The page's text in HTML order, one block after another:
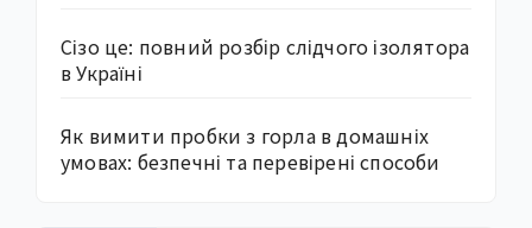
Сізо це: повний розбір слідчого ізолятора
в Україні
Як вимити пробки з горла в домашніх
умовах: безпечні та перевірені способи